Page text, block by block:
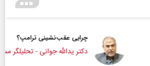
چرایی عقب‌نشینی ترامپ؟
دکتر یدالله جوانی - تحلیلگر مسائل سیاسی